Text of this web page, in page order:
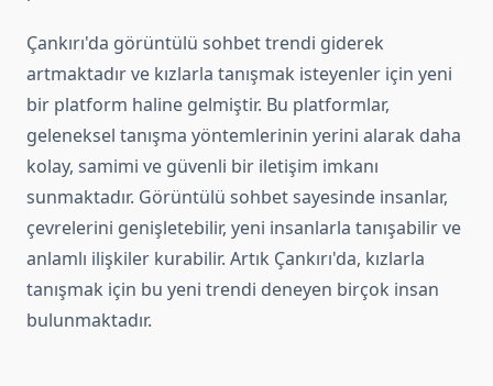
Çankırı'da görüntülü sohbet trendi giderek
artmaktadır ve kızlarla tanışmak isteyenler için yeni
bir platform haline gelmiştir. Bu platformlar,
geleneksel tanışma yöntemlerinin yerini alarak daha
kolay, samimi ve güvenli bir iletişim imkanı
sunmaktadır. Görüntülü sohbet sayesinde insanlar,
çevrelerini genişletebilir, yeni insanlarla tanışabilir ve
anlamlı ilişkiler kurabilir. Artık Çankırı'da, kızlarla
tanışmak için bu yeni trendi deneyen birçok insan
bulunmaktadır.